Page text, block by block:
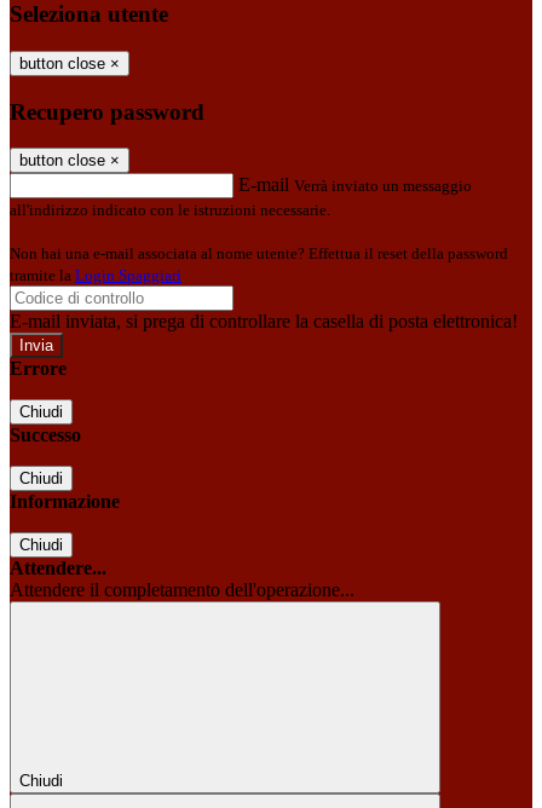
Seleziona utente
button close ×
Recupero password
button close ×
E-mail Verrà inviato un messaggio
all'indirizzo indicato con le istruzioni necessarie.
Non hai una e-mail associata al nome utente? Effettua il reset della password
tramite la Login Spaggiari
E-mail inviata, si prega di controllare la casella di posta elettronica!
Errore
Chiudi
Successo
Chiudi
Informazione
Chiudi
Attendere...
Attendere il completamento dell'operazione...
Chiudi